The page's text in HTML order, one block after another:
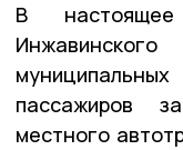
В
пассажиров
местного